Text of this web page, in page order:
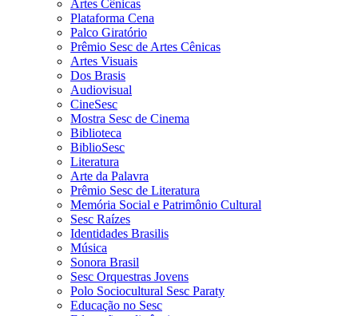
Artes Cênicas
Plataforma Cena
Palco Giratório
Prêmio Sesc de Artes Cênicas
Artes Visuais
Dos Brasis
Audiovisual
CineSesc
Mostra Sesc de Cinema
Biblioteca
BiblioSesc
Literatura
Arte da Palavra
Prêmio Sesc de Literatura
Memória Social e Patrimônio Cultural
Sesc Raízes
Identidades Brasilis
Música
Sonora Brasil
Sesc Orquestras Jovens
Polo Sociocultural Sesc Paraty
Educação no Sesc